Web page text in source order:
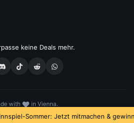
Sommer: Jetzt mitmachen &
keine Deals mehr.
with
in Vienna.
GmbH. Einfach mehr vom Studium.